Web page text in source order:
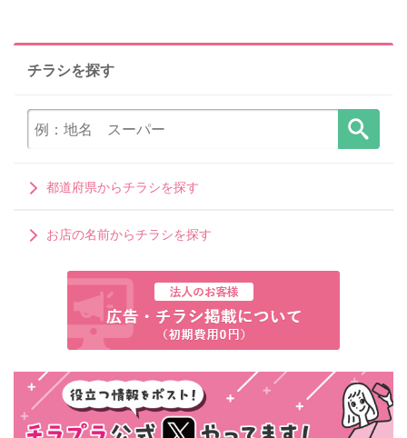
チラシを探す
都道府県からチラシを探す
お店の名前からチラシを探す